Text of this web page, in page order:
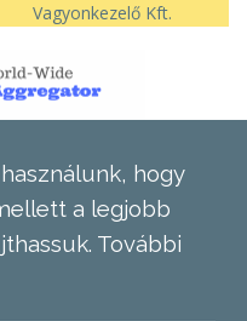
Vagyonkezelő Kft.
hogy
a legjobb
További